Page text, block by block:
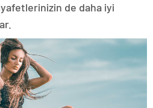
de daha iyi